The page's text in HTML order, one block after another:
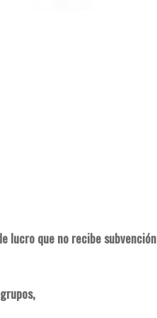
lucro que no recibe subvención